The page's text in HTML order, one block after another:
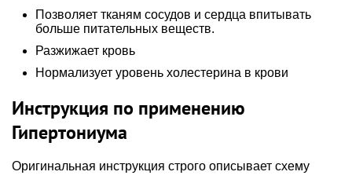
Позволяет тканям сосудов и сердца впитывать
больше питательных веществ.
Разжижает кровь
Нормализует уровень холестерина в крови
Инструкция по применению
Гипертониума
Оригинальная инструкция строго описывает схему